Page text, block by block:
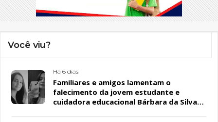
Você viu?
Há 6 dias
Familiares e amigos lamentam o
falecimento da jovem estudante e
cuidadora educacional Bárbara da Silva